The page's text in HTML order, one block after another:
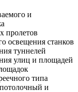
и
пролетов
освещения станков
туннелей
улиц и площадей
типа
и